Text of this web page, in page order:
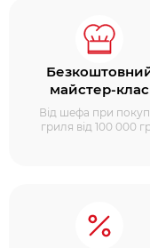
майстер-клас
Від шефа при
гриля від 100 000